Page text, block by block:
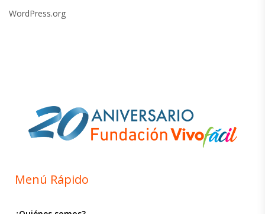
WordPress.org
Menú Rápido